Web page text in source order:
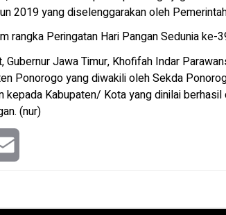
2019 yang diselenggarakan oleh
rangka Peringatan Hari Pangan Sedunia ke-
Jawa Timur, Khofifah Indar
Ponorogo yang diwakili oleh Sekda
kepada Kabupaten/ Kota yang dinilai
(nur)